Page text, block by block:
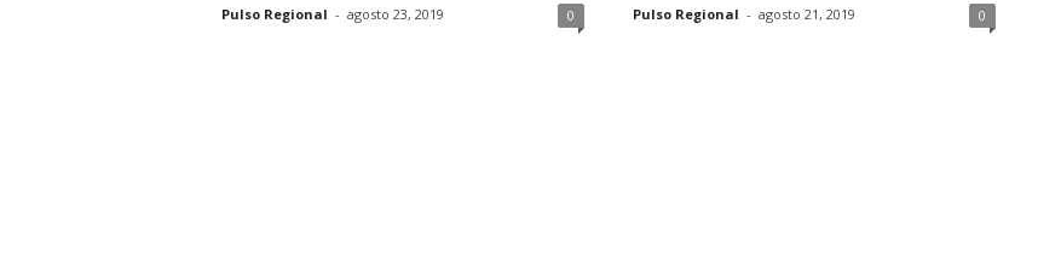
Pulso Regional - agosto 23, 2019 0 Pulso Regional - agosto 21, 2019 0